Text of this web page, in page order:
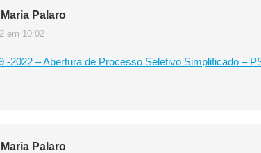
Palaro
em 10:02
-2022 – Abertura de Processo Seletivo Simplificado –
Palaro